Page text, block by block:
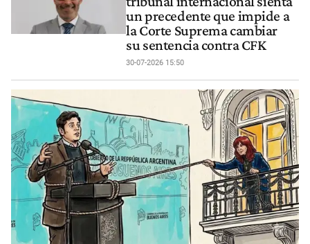
un precedente que impide a
la Corte Suprema cambiar
su sentencia contra CFK
30-07-2026 15:50